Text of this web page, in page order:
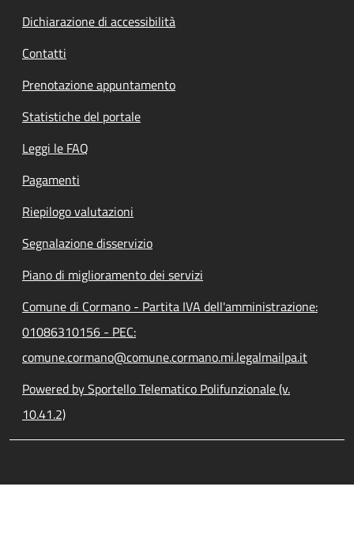
Dichiarazione di accessibilità
Contatti
Prenotazione appuntamento
Statistiche del portale
Leggi le FAQ
Pagamenti
Riepilogo valutazioni
Segnalazione disservizio
Piano di miglioramento dei servizi
Comune di Cormano - Partita IVA dell'amministrazione:
01086310156 - PEC:
comune.cormano@comune.cormano.mi.legalmailpa.it
Powered by Sportello Telematico Polifunzionale (v.
10.41.2)